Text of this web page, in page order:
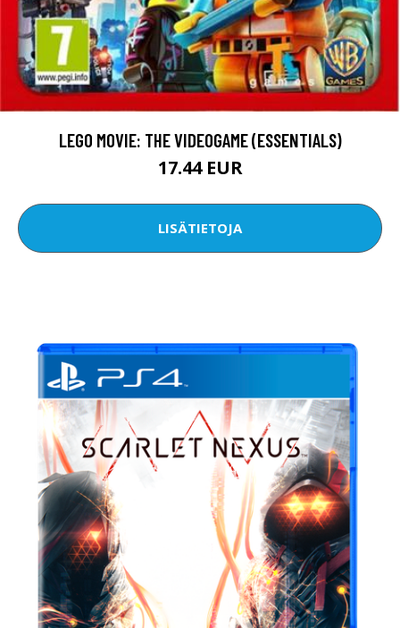
LEGO MOVIE: THE VIDEOGAME (ESSENTIALS)
17.44 EUR
LISÄTIETOJA